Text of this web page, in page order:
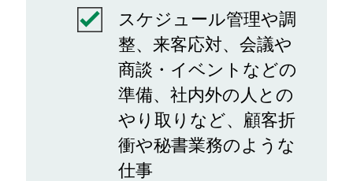
スケジュール管理や調
整、来客応対、会議や
商談・イベントなどの
準備、社内外の人との
やり取りなど、顧客折
衝や秘書業務のような
仕事